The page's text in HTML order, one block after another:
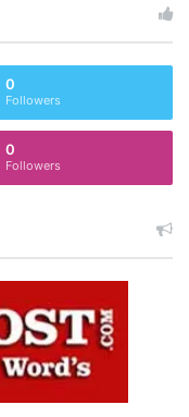
0
Followers
0
Followers